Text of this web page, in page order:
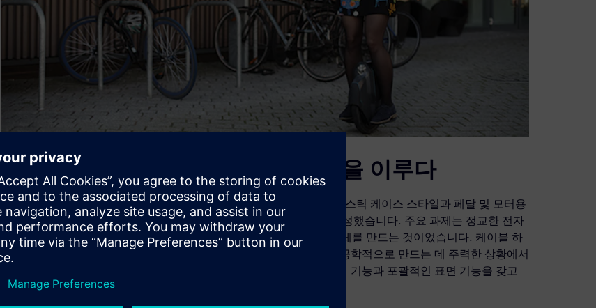
외발 자전거의 형태와 기능 간 균형을 이루다
설계팀은 첫 번째 컨셉트부터 NX를 사용해 통합 조명이 있는 외장 플라스틱 케이스 스타일과 페달 및 모터용
금속, 페달 겉면 그립과 같은 상세 사항 등의 요소의 기본 3D 모델을 생성했습니다. 주요 과제는 정교한 전자
장치와 소프트웨어, 제거 가능한 배터리 팩, 모터, 휠 하우징을 담은 본체를 만드는 것이었습니다. 케이블 하
네스가 들어갈 적절한 공간을 찾는 것이 관건이었습니다. 본체를 인체공학적으로 만드는 데 주력한 상황에서
3D 커브는 큰 역할을했습니다. Carson Brown은 "NX는 훌륭한 스타일링 기능과 포괄적인 표면 기능을 갖고
있습니다" 라고 말합니다.